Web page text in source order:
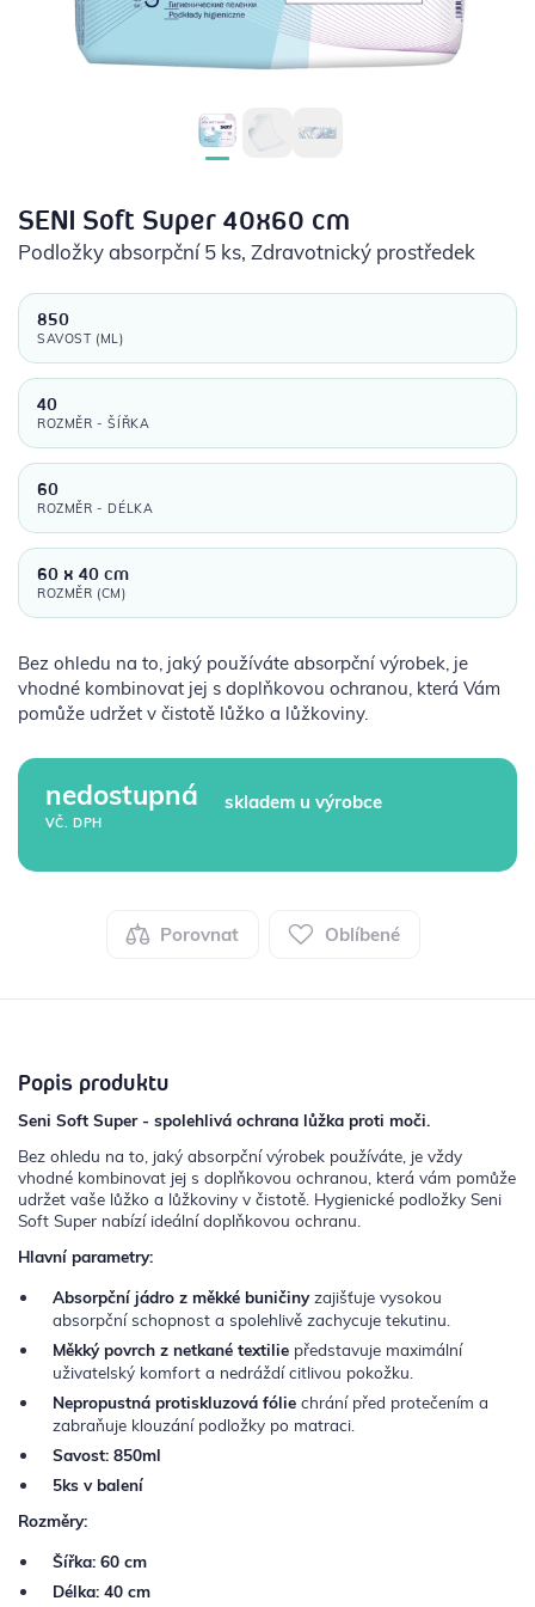
POTŘEBY PRO DIABETIKY
OCHRANNÉ POMŮCKY
SENI Soft Super 40x60 cm
Podložky absorpční 5 ks, Zdravotnický prostředek
850
SAVOST (ML)
40
ROZMĚR - ŠÍŘKA
60
ROZMĚR - DÉLKA
60 x 40 cm
ROZMĚR (CM)
Bez ohledu na to, jaký používáte absorpční výrobek, je
vhodné kombinovat jej s doplňkovou ochranou, která Vám
pomůže udržet v čistotě lůžko a lůžkoviny.
nedostupná
VČ. DPH
skladem u výrobce
Porovnat Oblíbené
Popis produktu
Seni Soft Super - spolehlivá ochrana lůžka proti moči.
Bez ohledu na to, jaký absorpční výrobek používáte, je vždy
vhodné kombinovat jej s doplňkovou ochranou, která vám pomůže
udržet vaše lůžko a lůžkoviny v čistotě. Hygienické podložky Seni
Soft Super nabízí ideální doplňkovou ochranu.
Hlavní parametry:
Absorpční jádro z měkké buničinyzajišťuje vysokou
absorpční schopnost a spolehlivě zachycuje tekutinu.
Měkký povrch z netkané textilie představuje maximální
uživatelský komfort a nedráždí citlivou pokožku.
Nepropustná protiskluzová fólie chrání před protečením a
zabraňuje klouzání podložky po matraci.
Savost: 850ml
5ks v balení
Rozměry:
Šířka: 60 cm
Délka: 40 cm